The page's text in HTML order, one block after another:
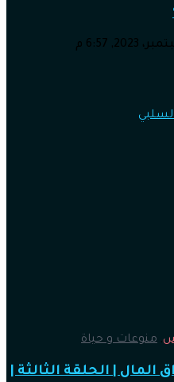
منوعات و حياة
المال | الحلقة الثالثة |